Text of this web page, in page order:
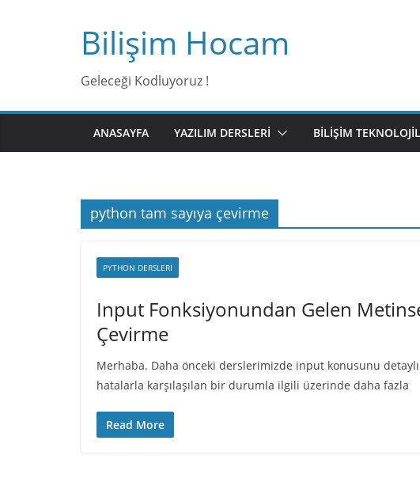
Bilişim Hocam
Geleceği Kodluyoruz !
ANASAYFA YAZILIM DERSLERI BILIŞIM
python tam sayıya çevirme
PYTHON DERSLERI
Input Fonksiyonundan Gelen
Çevirme
Merhaba. Daha önceki derslerimizde input konusunu
hatalarla karşılaşılan bir durumla ilgili üzerinde daha fazla
Read More